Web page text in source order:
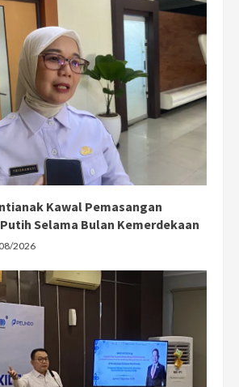
Kawal Pemasangan
Selama Bulan Kemerdekaan
2026